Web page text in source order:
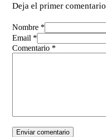
Deja el primer comentario
Nombre *
Email *
Comentario *